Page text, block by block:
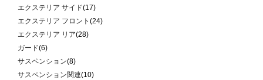
エクステリア サイド(17)
エクステリア フロント(24)
エクステリア リア(28)
ガード(6)
サスペンション(8)
サスペンション関連(10)